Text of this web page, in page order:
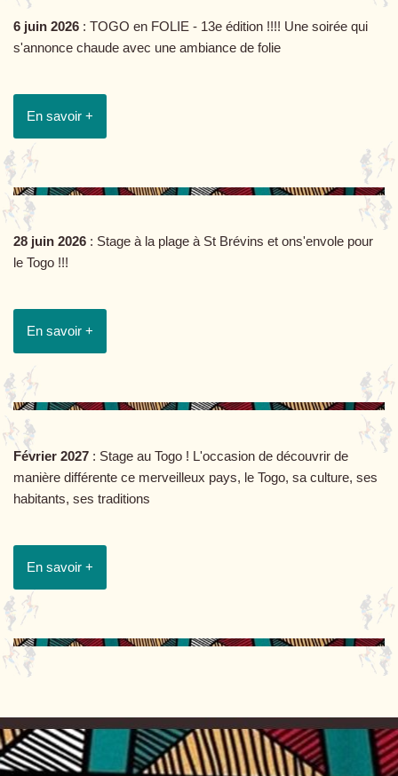
6 juin 2026 : TOGO en FOLIE - 13e édition !!!! Une soirée qui
s'annonce chaude avec une ambiance de folie
En savoir +
28 juin 2026 : Stage à la plage à St Brévins et ons'envole pour
le Togo !!!
En savoir +
Février 2027 : Stage au Togo ! L'occasion de découvrir de
manière différente ce merveilleux pays, le Togo, sa culture, ses
habitants, ses traditions
En savoir +